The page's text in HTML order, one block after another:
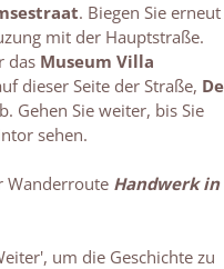
. Biegen Sie erneut
mit der Hauptstraße.
das Museum Villa
dieser Seite der Straße, De
Gehen Sie weiter, bis Sie
sehen.
Wanderroute Handwerk in
um die Geschichte zu